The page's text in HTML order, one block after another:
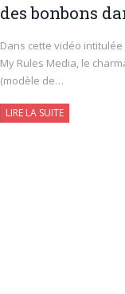
des bonbons
Dans cette vidéo intitulée
My Rules Media, le
(modèle de…
LIRE LA SUITE